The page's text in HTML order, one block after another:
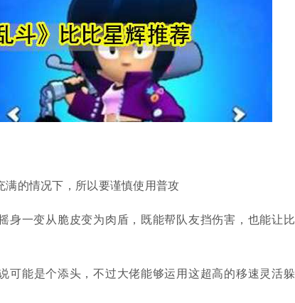
的情况下，所以要谨慎使用普攻
身一变从脆皮变为肉盾，既能帮队友挡伤害，也能让比
可能是个添头，不过大佬能够运用这超高的移速灵活躲